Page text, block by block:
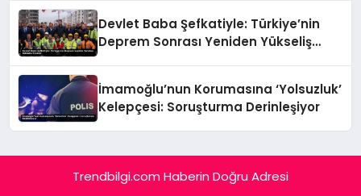
Devlet Baba Şefkatiyle: Türkiye’nin
Deprem Sonrası Yeniden Yükseliş
İmamoğlu’nun Korumasına ‘Yolsuzluk’
Kelepçesi: Soruşturma Derinleşiyor
Trendbilgi.com Haberin Doğru Adresi